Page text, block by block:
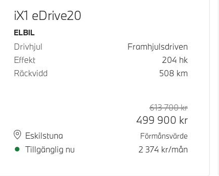
iX1 eDrive20
Bränsle
ELBIL
Drivhjul
Framhjulsdriven
Effekt
204 hk
Räckvidd
508 km
PlatsEskilstuna
Leveranstid
Tillgänglig nu
Rek. ord
613 700kr
499 900 kr
Förmånsvärde
2 374 kr/mån